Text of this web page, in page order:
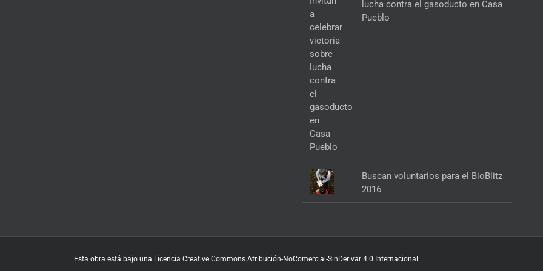
lucha contra el gasoducto en Casa
Pueblo
Buscan voluntarios para el BioBlitz
2016
Esta obra está bajo una Licencia Creative Commons Atribución-NoComercial-SinDerivar 4.0 Internacional.